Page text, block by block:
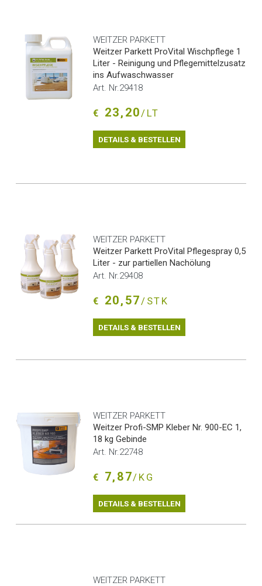
WEITZER PARKETT
Weitzer Parkett ProVital Wischpflege 1
Liter - Reinigung und Pflegemittelzusatz
ins Aufwaschwasser
Art. Nr.29418
€ 23,20/LT
DETAILS & BESTELLEN
WEITZER PARKETT
Weitzer Parkett ProVital Pflegespray 0,5
Liter - zur partiellen Nachölung
Art. Nr.29408
€ 20,57/STK
DETAILS & BESTELLEN
WEITZER PARKETT
Weitzer Profi-SMP Kleber Nr. 900-EC 1,
18 kg Gebinde
Art. Nr.22748
€ 7,87/KG
DETAILS & BESTELLEN
WEITZER PARKETT